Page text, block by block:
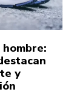
hombre:
y